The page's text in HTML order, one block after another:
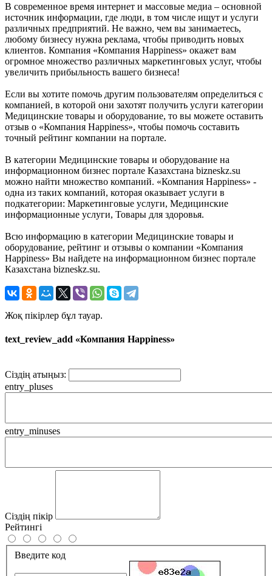
В современное время интернет и массовые медиа – основной
источник информации, где люди, в том числе ищут и услуги
различных предприятий. Не важно, чем вы занимаетесь,
любому бизнесу нужна реклама, чтобы приводить новых
клиентов. Компания «Компания Happiness» окажет вам
огромное множество различных маркетинговых услуг, чтобы
увеличить прибыльность вашего бизнеса!
Если вы хотите помочь другим пользователям определиться с
компанией, в которой они захотят получить услуги категории
Медицинские товары и оборудование, то вы можете оставить
отзыв о «Компания Happiness», чтобы помочь составить
точный рейтинг компании на портале.
В категории Медицинские товары и оборудование на
информационном бизнес портале Казахстана bizneskz.su
можно найти множество компаний. «Компания Happiness» -
одна из таких компаний, которая оказывает услуги в
подкатегории: Маркетинговые услуги, Медицинские
информационные услуги, Товары для здоровья.
Всю информацию в категории Медицинские товары и
оборудование, рейтинг и отзывы о компании «Компания
Happiness» Вы найдете на информационном бизнес портале
Казахстана bizneskz.su.
Жоқ пікірлер бұл тауар.
text_review_add «Компания Happiness»
Сіздің атыңыз:
entry_pluses
entry_minuses
Сіздің пікір
Рейтингі
Введите код